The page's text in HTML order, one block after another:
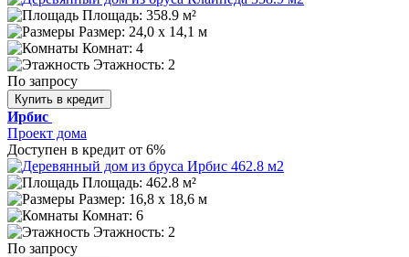
Площадь: 358.9 м²
Размер: 24,0 х 14,1 м
Комнат: 4
Этажность: 2
По запросу
Купить в кредит
Ирбис
Проект дома
Доступен в кредит от 6%
Площадь: 462.8 м²
Размер: 16,8 х 18,6 м
Комнат: 6
Этажность: 2
По запросу